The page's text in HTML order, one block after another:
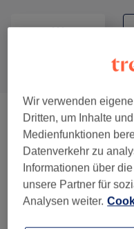
Maniküre & Pediküre (8
Acrylic (Pulver) (12)
Gel-System (12)
Wir verwenden
Dritten, um Inhalte
Medienfunktionen
Datenverkehr zu
Informationen über
unsere Partner für
Analysen weiter.